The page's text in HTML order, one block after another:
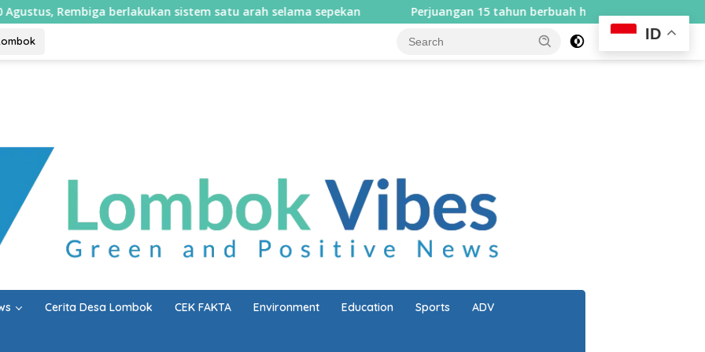
sistem satu arah selama sepekan Perjuangan 15 tahun berbuah hasil, Bupati Lombok Utara serahkan Perbup
Cerita Desa Lombok CEK FAKTA Environment Education Sports ADV
ID